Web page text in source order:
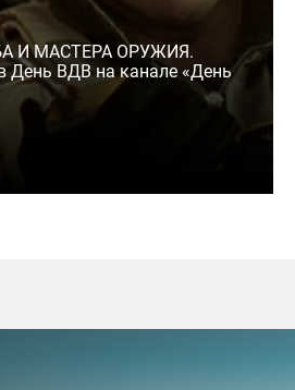
И МАСТЕРА ОРУЖИЯ.
День ВДВ на канале «День